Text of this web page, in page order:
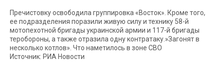
Пречистовку освободила группировка «Восток». Кроме того,
ее подразделения поразили живую силу и технику 58-й
мотопехотной бригады украинской армии и 117-й бригады
теробороны, а также отразила одну контратаку.»Загонят в
несколько котлов». Что наметилось в зоне СВО
Источник: РИА Новости